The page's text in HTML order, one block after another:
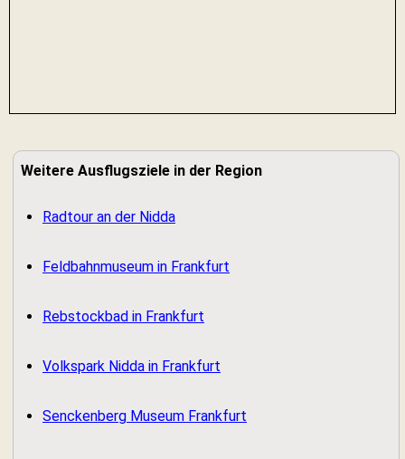
Weitere Ausflugsziele in der Region
Radtour an der Nidda
Feldbahnmuseum in Frankfurt
Rebstockbad in Frankfurt
Volkspark Nidda in Frankfurt
Senckenberg Museum Frankfurt